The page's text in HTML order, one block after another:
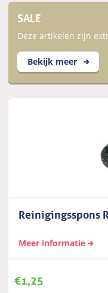
SALE
Deze artikelen zijn
Bekijk meer
Reinigingsspons
Meer informatie
€1,25